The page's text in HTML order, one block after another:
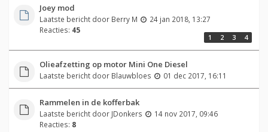
Joey mod
Laatste bericht door Berry M
24 jan 2018, 13:27
Reacties: 45
1 2 3 4
Olieafzetting op motor Mini One Diesel
Laatste bericht door Blauwbloes 01 dec 2017, 16:11
Rammelen in de kofferbak
Laatste bericht door JDonkers
14 nov 2017, 09:46
Reacties: 8